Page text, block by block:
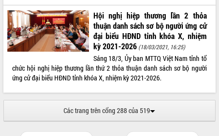
Hội nghị hiệp thương lần 2 thỏa
thuận danh sách sơ bộ người ứng cử
đại biểu HĐND tỉnh khóa X, nhiệm
kỳ 2021-2026 (18/03/2021, 16:25)
Sáng 18/3, Ủy ban MTTQ Việt Nam tỉnh tổ
chức hội nghị hiệp thương lần thứ 2 thỏa thuận danh sách sơ bộ người
ứng cử đại biểu HĐND tỉnh khóa X, nhiệm kỳ 2021-2026.
Các trang trên cổng 288 của 519